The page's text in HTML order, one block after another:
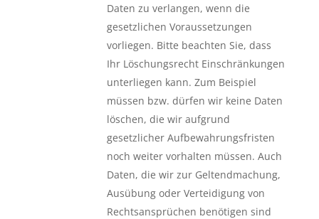
Daten zu verlangen, wenn die
gesetzlichen Voraussetzungen
vorliegen. Bitte beachten Sie, dass
Ihr Löschungsrecht Einschränkungen
unterliegen kann. Zum Beispiel
müssen bzw. dürfen wir keine Daten
löschen, die wir aufgrund
gesetzlicher Aufbewahrungsfristen
noch weiter vorhalten müssen. Auch
Daten, die wir zur Geltendmachung,
Ausübung oder Verteidigung von
Rechtsansprüchen benötigen sind